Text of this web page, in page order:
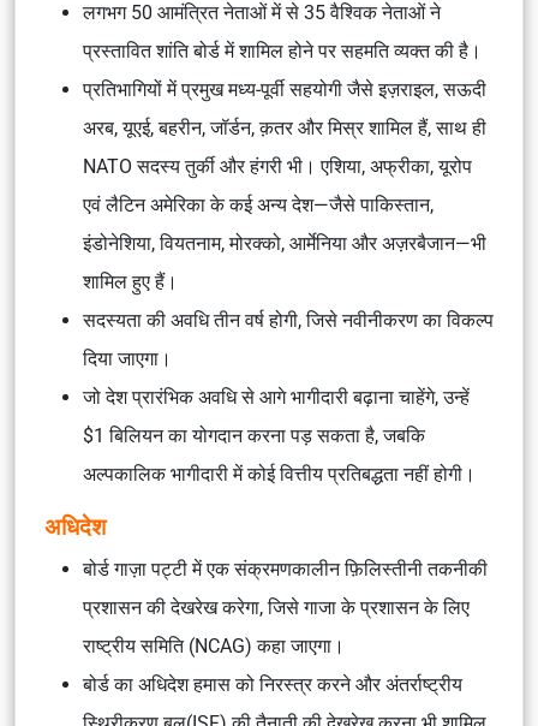
लगभग 50 आमंत्रित नेताओं में से 35 वैश्विक नेताओं ने
प्रस्तावित शांति बोर्ड में शामिल होने पर सहमति व्यक्त की है।
प्रतिभागियों में प्रमुख मध्य-पूर्वी सहयोगी जैसे इज़राइल, सऊदी
अरब, यूएई, बहरीन, जॉर्डन, क़तर और मिस्र शामिल हैं, साथ ही
NATO सदस्य तुर्की और हंगरी भी। एशिया, अफ्रीका, यूरोप
एवं लैटिन अमेरिका के कई अन्य देश—जैसे पाकिस्तान,
इंडोनेशिया, वियतनाम, मोरक्को, आर्मेनिया और अज़रबैजान—भी
शामिल हुए हैं।
सदस्यता की अवधि तीन वर्ष होगी, जिसे नवीनीकरण का विकल्प
दिया जाएगा।
जो देश प्रारंभिक अवधि से आगे भागीदारी बढ़ाना चाहेंगे, उन्हें
$1 बिलियन का योगदान करना पड़ सकता है, जबकि
अल्पकालिक भागीदारी में कोई वित्तीय प्रतिबद्धता नहीं होगी।
अधिदेश
बोर्ड गाज़ा पट्टी में एक संक्रमणकालीन फ़िलिस्तीनी तकनीकी
प्रशासन की देखरेख करेगा, जिसे गाजा के प्रशासन के लिए
राष्ट्रीय समिति (NCAG) कहा जाएगा।
बोर्ड का अधिदेश हमास को निरस्त्र करने और अंतर्राष्ट्रीय